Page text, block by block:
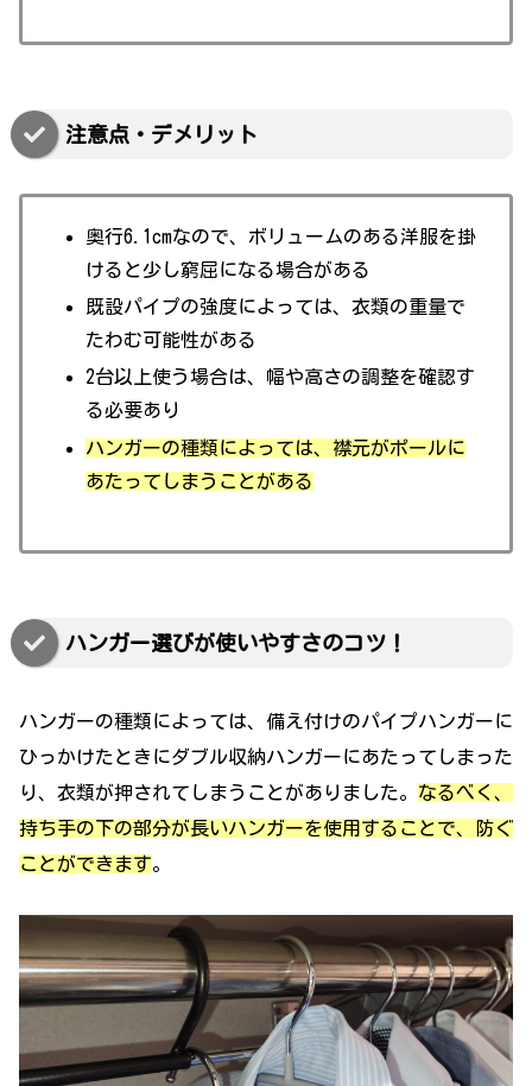
注意点・デメリット
奥行6.1cmなので、ボリュームのある洋服を掛
けると少し窮屈になる場合がある
既設パイプの強度によっては、衣類の重量で
たわむ可能性がある
2台以上使う場合は、幅や高さの調整を確認す
る必要あり
ハンガーの種類によっては、襟元がポールに
あたってしまうことがある
ハンガー選びが使いやすさのコツ！
ハンガーの種類によっては、備え付けのパイプハンガーに
ひっかけたときにダブル収納ハンガーにあたってしまった
り、衣類が押されてしまうことがありました。 なるべく、
持ち手の下の部分が長いハンガーを使用することで、防ぐ
ことができます。